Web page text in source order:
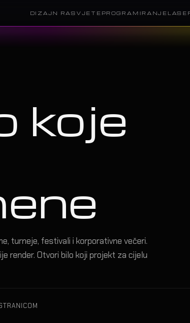
DIZAJN RASVJETE PROGRAMIRANJE
koje
turneje, festivali i korporativne večeri.
render. Otvori bilo koji projekt za cijelu